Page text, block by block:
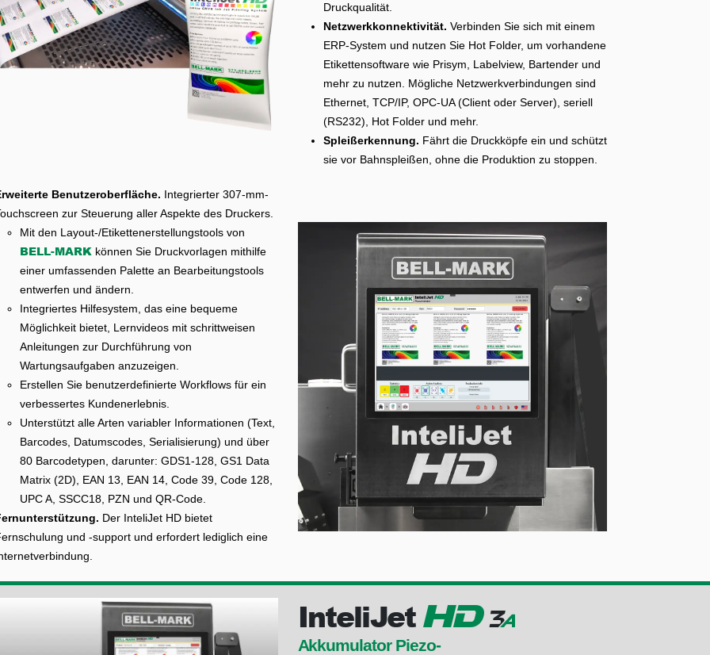
Druckqualität.
Netzwerkkonnektivität. Verbinden Sie sich mit einem
ERP-System und nutzen Sie Hot Folder, um vorhandene
Etikettensoftware wie Prisym, Labelview, Bartender und
mehr zu nutzen. Mögliche Netzwerkverbindungen sind
Ethernet, TCP/IP, OPC-UA (Client oder Server), seriell
(RS232), Hot Folder und mehr.
Spleißerkennung. Fährt die Druckköpfe ein und schützt
sie vor Bahnspleißen, ohne die Produktion zu stoppen.
Benutzeroberfläche. Integrierter 307-mm-
zur Steuerung aller Aspekte des Druckers.
Mit den Layout-/Etikettenerstellungstools von
BELL-MARK können Sie Druckvorlagen mithilfe
einer umfassenden Palette an Bearbeitungstools
entwerfen und ändern.
Integriertes Hilfesystem, das eine bequeme
Möglichkeit bietet, Lernvideos mit schrittweisen
Anleitungen zur Durchführung von
Wartungsaufgaben anzuzeigen.
Erstellen Sie benutzerdefinierte Workflows für ein
verbessertes Kundenerlebnis.
Unterstützt alle Arten variabler Informationen (Text,
Barcodes, Datumscodes, Serialisierung) und über
80 Barcodetypen, darunter: GDS1-128, GS1 Data
Matrix (2D), EAN 13, EAN 14, Code 39, Code 128,
UPC A, SSCC18, PZN und QR-Code.
Der InteliJet HD bietet
und -support und erfordert lediglich eine
InteliJetHD 1a
Akkumulator Piezo-